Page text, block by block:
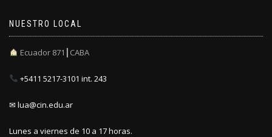
NUESTRO LOCAL
Ecuador 871┃CABA
+5411 5217-3101 int. 243
✉ lua@cin.edu.ar
Lunes a viernes de 10 a 17 horas.